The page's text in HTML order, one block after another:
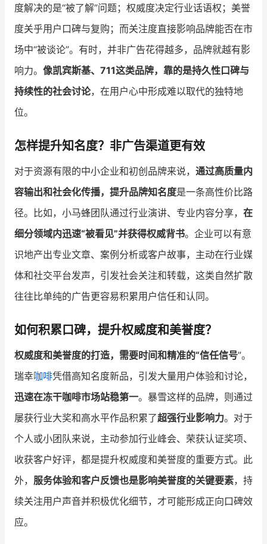
度解决的是“被了解”问题；权威度决定行业话语权；美誉
度关乎用户口碑与复购；而关注度直接影响品牌能否在市
场中“被谈论”。有时，并非广告花得越多，品牌就越有影
响力。 像凯宾斯基、711这类品牌，靠的是持久性口碑与
持续性的社会讨论，在用户心中形成难以取代的独特地
位。
怎样提升知名度？非广告渠道更有效
对于资源有限的中小企业和初创品牌来说， 通过高质量内
容输出和社会化传播，提升品牌知名度是一条高性价比路
径。比如，小马蜂团队通过行业演讲、专业内容分享， 在
细分领域内迅速“被看见”并获得权威背书。企业可以有意
识地产出专业文章、案例分析或客户故事，主动在行业媒
体和社交平台发声，引发社会关注和转载，这类自然扩散
往往比单纯的广告更容易积累用户信任和认同。
如何积累口碑，提升权威度和美誉度？
权威度和美誉度的打造，需要时间和精准的“信任信号”。
瑞幸咖啡凭借高知名度新品，引发大量用户体验和讨论，
迅速在冻干咖啡市场站稳第一。暴雪这样的品牌，则通过
屡获行业大奖和高水平作品积累了超强行业影响力。对于
个人或小团队来说，主动参加行业峰会、荣获认证奖项、
收获客户好评，都是提升权威度和美誉度的重要方式。此
外， 服务体验和客户反馈也是影响美誉度的关键要素，持
续关注用户声音并积极优化细节，才可能形成正向口碑效
应。